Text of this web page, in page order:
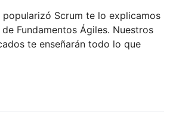
Scrum te lo explicamos
Fundamentos Ágiles. Nuestros
te enseñarán todo lo que